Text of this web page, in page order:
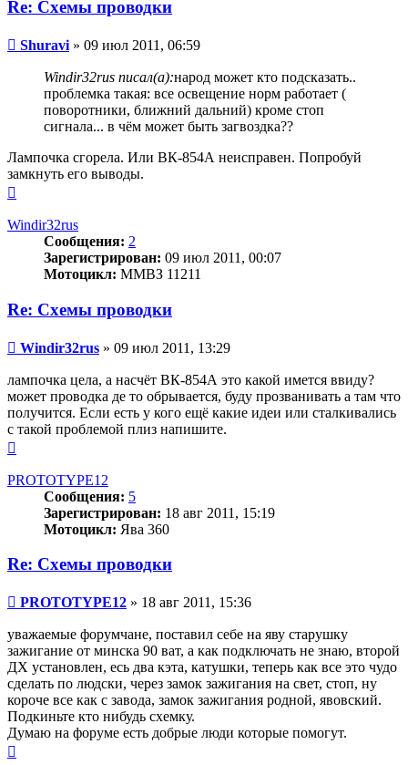
Re: Схемы проводки
Сообщение
Shuravi » 09 июл 2011, 06:59
Windir32rus писал(а):народ может кто подсказать..
проблемка такая: все освещение норм работает (
поворотники, ближний дальний) кроме стоп
сигнала... в чём может быть загвоздка??
Лампочка сгорела. Или ВК-854А неисправен. Попробуй
замкнуть его выводы.
началу
Windir32rus
Сообщения: 2
Зарегистрирован: 09 июл 2011, 00:07
Мотоцикл: ММВЗ 11211
Re: Схемы проводки
Сообщение
Windir32rus » 09 июл 2011, 13:29
лампочка цела, а насчёт ВК-854А это какой имется ввиду?
может проводка де то обрывается, буду прозванивать а там что
получится. Если есть у кого ещё какие идеи или сталкивались
с такой проблемой плиз напишите.
началу
PROTOTYPE12
Сообщения: 5
Зарегистрирован: 18 авг 2011, 15:19
Мотоцикл: Ява 360
Re: Схемы проводки
Сообщение
PROTOTYPE12 » 18 авг 2011, 15:36
уважаемые форумчане, поставил себе на яву старушку
зажигание от минска 90 ват, а как подключать не знаю, второй
ДХ установлен, есь два кэта, катушки, теперь как все это чудо
сделать по людски, через замок зажигания на свет, стоп, ну
короче все как с завода, замок зажигания родной, явовский.
Подкиньте кто нибудь схемку.
Думаю на форуме есть добрые люди которые помогут.